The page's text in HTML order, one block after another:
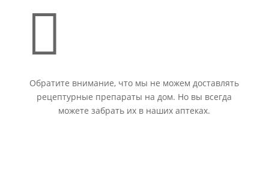

Обратите внимание, что мы не можем доставлять
рецептурные препараты на дом. Но вы всегда
можете забрать их в наших аптеках.